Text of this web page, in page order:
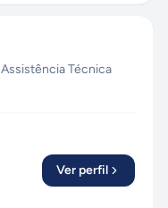
Assistência Técnica
Ver perfil